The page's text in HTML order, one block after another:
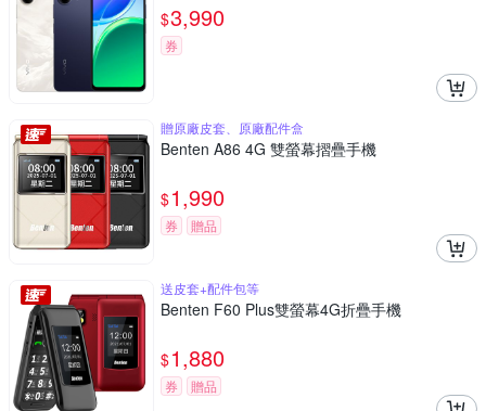
$3,990
券
贈原廠皮套、原廠配件盒
Benten A86 4G 雙螢幕摺疊手機
$1,990
券 贈品
送皮套+配件包等
Benten F60 Plus雙螢幕4G折疊手機
$1,880
券 贈品